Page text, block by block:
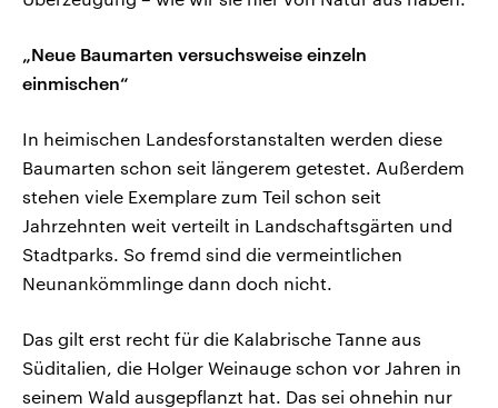
„Neue Baumarten versuchsweise einzeln
einmischen“
In heimischen Landesforstanstalten werden diese
Baumarten schon seit längerem getestet. Außerdem
stehen viele Exemplare zum Teil schon seit
Jahrzehnten weit verteilt in Landschaftsgärten und
Stadtparks. So fremd sind die vermeintlichen
Neunankömmlinge dann doch nicht.
Das gilt erst recht für die Kalabrische Tanne aus
Süditalien, die Holger Weinauge schon vor Jahren in
seinem Wald ausgepflanzt hat. Das sei ohnehin nur